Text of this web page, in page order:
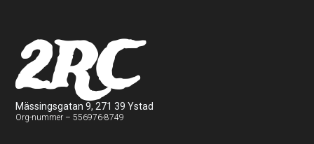
2RC
Mässingsgatan 9, 271 39 Ystad
Org-nummer – 556976-8749